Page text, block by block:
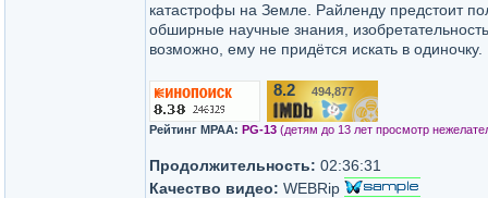
катастрофы на Земле. Райленду предстоит
обширные научные знания,
возможно, ему не придётся искать в одиночку.
8.2 494,877
Рейтинг MPAA: PG-13 (детям до 13 лет просмотр
Продолжительность: 02:36:31
Качество видео: WEBRip